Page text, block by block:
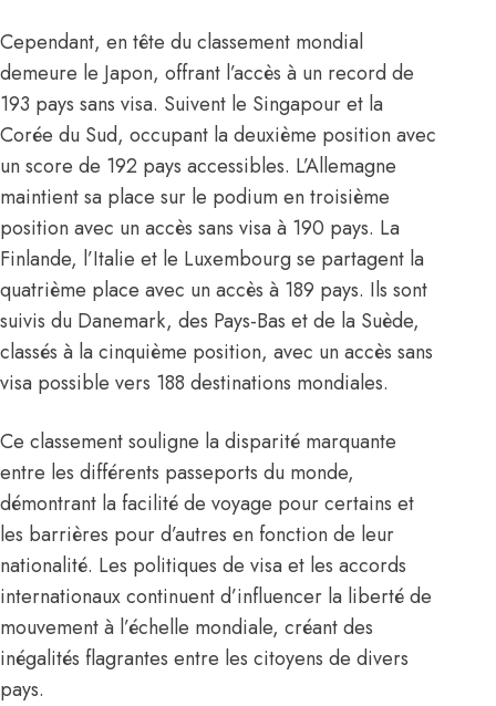
Cependant, en tête du classement mondial
demeure le Japon, offrant l’accès à un record de
193 pays sans visa. Suivent le Singapour et la
Corée du Sud, occupant la deuxième position avec
un score de 192 pays accessibles. L’Allemagne
maintient sa place sur le podium en troisième
position avec un accès sans visa à 190 pays. La
Finlande, l’Italie et le Luxembourg se partagent la
quatrième place avec un accès à 189 pays. Ils sont
suivis du Danemark, des Pays-Bas et de la Suède,
classés à la cinquième position, avec un accès sans
visa possible vers 188 destinations mondiales.
Ce classement souligne la disparité marquante
entre les différents passeports du monde,
démontrant la facilité de voyage pour certains et
les barrières pour d’autres en fonction de leur
nationalité. Les politiques de visa et les accords
internationaux continuent d’influencer la liberté de
mouvement à l’échelle mondiale, créant des
inégalités flagrantes entre les citoyens de divers
pays.